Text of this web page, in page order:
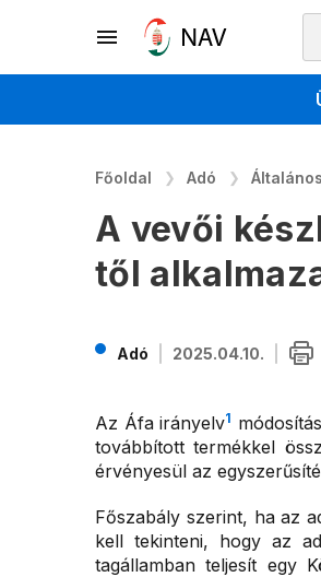
Főoldal Adó
A vevői
től
Adó 2025.04.10.
Az Áfa irányelv1
továbbított termékkel
érvényesül az
Főszabály szerint, ha az
kell tekinteni, hogy az
tagállamban teljesít egy